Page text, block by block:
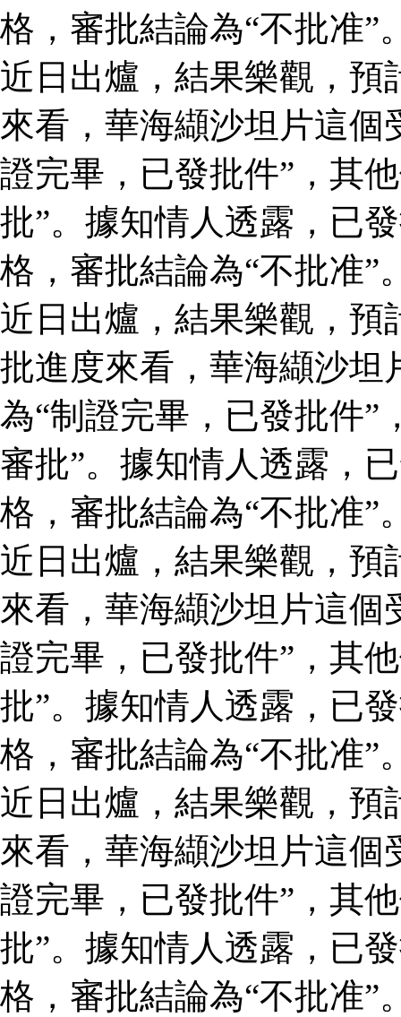
格，審批結論為“不批准”
近日出爐，結果樂觀，預
來看，華海纈沙坦片這個
證完畢，已發批件”，其
批”。據知情人透露，已
格，審批結論為“不批准”
近日出爐，結果樂觀，
批進度來看，華海纈沙坦
為“制證完畢，已發批件”
審批”。據知情人透露，
格，審批結論為“不批准”
近日出爐，結果樂觀，預
來看，華海纈沙坦片這個
證完畢，已發批件”，其
批”。據知情人透露，已
格，審批結論為“不批准”
近日出爐，結果樂觀，預
來看，華海纈沙坦片這個
證完畢，已發批件”，其
批”。據知情人透露，已
格，審批結論為“不批准”